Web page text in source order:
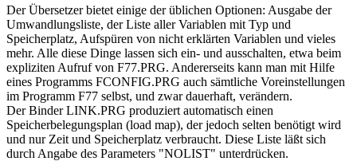
Der Übersetzer bietet einige der üblichen Optionen: Ausgabe der
Umwandlungsliste, der Liste aller Variablen mit Typ und
Speicherplatz, Aufspüren von nicht erklärten Variablen und vieles
mehr. Alle diese Dinge lassen sich ein- und ausschalten, etwa beim
expliziten Aufruf von F77.PRG. Andererseits kann man mit Hilfe
eines Programms FCONFIG.PRG auch sämtliche Voreinstellungen
im Programm F77 selbst, und zwar dauerhaft, verändern.
Der Binder LINK.PRG produziert automatisch einen
Speicherbelegungsplan (load map), der jedoch selten benötigt wird
und nur Zeit und Speicherplatz verbraucht. Diese Liste läßt sich
durch Angabe des Parameters "NOLIST" unterdrücken.